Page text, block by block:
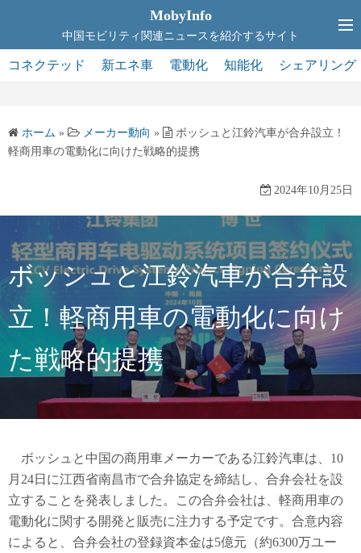
テ
ン
ス
キ
MobyInfo
中国モビリティ関連ニュースを紹介するサイト
コネクテッド 新エネ車 電動化 知能化 シェアリング
ホーム » メーカー動向 »
ボッシュと江鈴汽車が合弁設立！
軽商用車の電動化に向けた戦略的提携
2024年10月25日
ボッシュと江鈴汽車が合弁設
立！軽商用車の電動化に向け
た戦略的提携
ボッシュと中国の商用車メーカーである江鈴汽車は、10
月24日に江西省南昌市で合弁協定を締結し、合弁会社を設
立することを発表しました。この合弁会社は、軽商用車の
電動化に関する開発と販売に注力する予定です。合意内容
によると、合弁会社の登録資本金は5億元（約6300万ユー